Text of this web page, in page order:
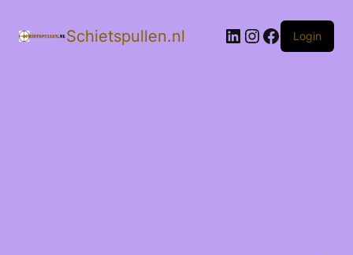
Schietspullen.nl LinkedIn
Instagram
Facebook
Login